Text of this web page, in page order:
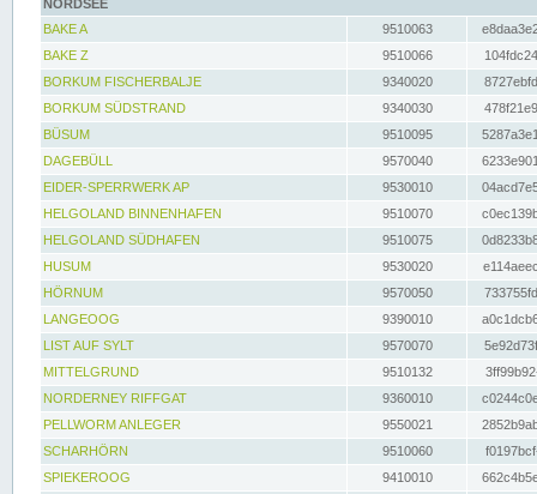
NORDSEE
BAKE A
9510063
BAKE Z
9510066
BORKUM FISCHERBALJE
9340020
BORKUM SÜDSTRAND
9340030
BÜSUM
9510095
DAGEBÜLL
9570040
EIDER-SPERRWERK AP
9530010
HELGOLAND BINNENHAFEN
9510070
HELGOLAND SÜDHAFEN
9510075
HUSUM
9530020
HÖRNUM
9570050
LANGEOOG
9390010
LIST AUF SYLT
9570070
MITTELGRUND
9510132
NORDERNEY RIFFGAT
9360010
PELLWORM ANLEGER
9550021
SCHARHÖRN
9510060
SPIEKEROOG
9410010